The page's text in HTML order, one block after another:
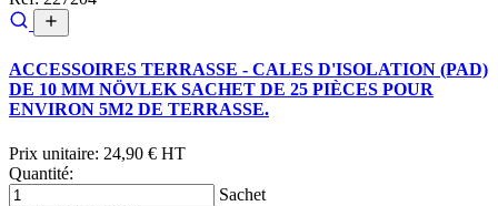
ACCESSOIRES TERRASSE - CALES D'ISOLATION (PAD)
DE 10 MM NÖVLEK SACHET DE 25 PIÈCES POUR
ENVIRON 5M2 DE TERRASSE.
Prix unitaire: 24,90 € HT
Quantité:
Sachet